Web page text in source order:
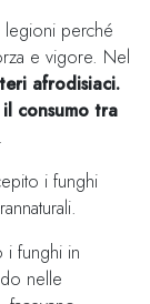
legioni perché
e vigore. Nel
afrodisiaci.
consumo tra
i funghi
i funghi in
nelle